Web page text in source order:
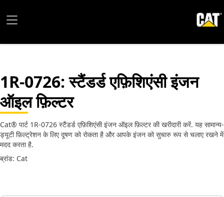
1R-0726: स्टैंडर्ड एफ़िशिएंसी इंजन
ऑइल फ़िल्टर
Cat® पार्ट 1R-0726 स्टैंडर्ड एफ़िशिएंसी इंजन ऑइल फ़िल्टर की खरीदारी करें. यह सामान्य-
ड्यूटी फ़िल्ट्रेशन के लिए दूषण को रोकता है और आपके इंजन को सुचारु रूप से चलाए रखने में
मदद करता है.
ब्रांड: Cat